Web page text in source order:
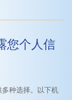
您个人信
种选择。以下机